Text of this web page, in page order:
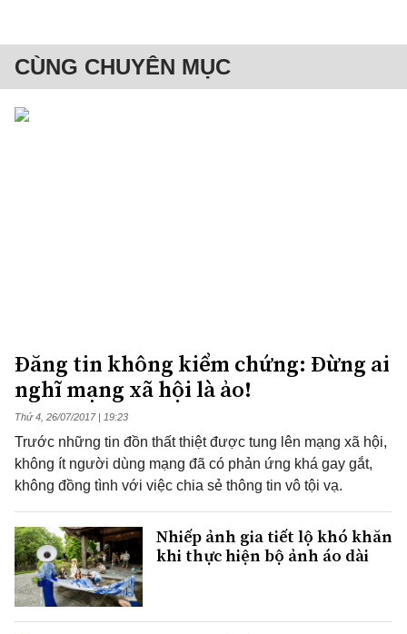
CÙNG CHUYÊN MỤC
Đăng tin không kiểm chứng: Đừng ai
nghĩ mạng xã hội là ảo!
Thứ 4, 26/07/2017 | 19:23
Trước những tin đồn thất thiệt được tung lên mạng xã hội,
không ít người dùng mạng đã có phản ứng khá gay gắt,
không đồng tình với việc chia sẻ thông tin vô tội vạ.
Nhiếp ảnh gia tiết lộ khó khăn
khi thực hiện bộ ảnh áo dài